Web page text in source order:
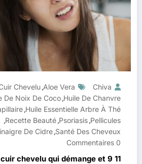
Chiva
Aloe Vera
,
Chevelu
Huile De Chanvre
,
De Noix De Coco
Huile Essentielle Arbre À Thé
,
Pellicules
,
Psoriasis
,
Recette Beauté
,
Santé Des Cheveux
,
De Cidre
0 Commentaires
cuir chevelu qui démange et 9